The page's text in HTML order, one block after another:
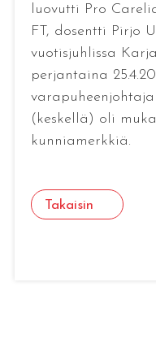
luovutti Pro
FT, dosentti Pirjo
vuotisjuhlissa
perjantaina
(keskellä) oli
kunniamerkkiä.
Takaisin